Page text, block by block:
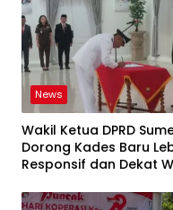
News
Wakil Ketua DPRD
Dorong Kades Baru
Responsif dan Dekat